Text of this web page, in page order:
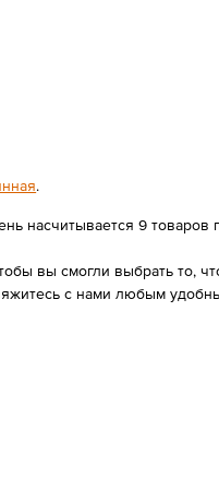
.
насчитывается 9 товаров
вы смогли выбрать то,
с нами любым